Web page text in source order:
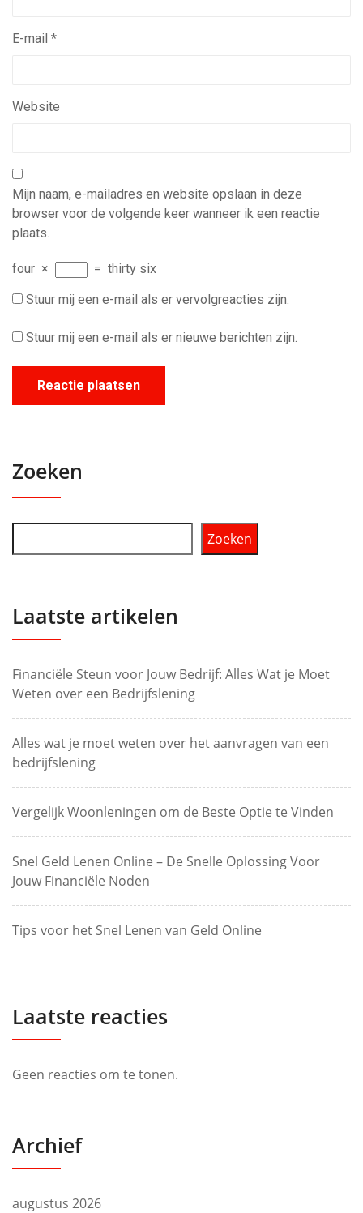
E-mail *
Website
Mijn naam, e-mailadres en website opslaan in deze
browser voor de volgende keer wanneer ik een reactie
plaats.
four × = thirty six
Stuur mij een e-mail als er vervolgreacties zijn.
Stuur mij een e-mail als er nieuwe berichten zijn.
Zoeken
Zoeken
Laatste artikelen
Financiële Steun voor Jouw Bedrijf: Alles Wat je Moet
Weten over een Bedrijfslening
Alles wat je moet weten over het aanvragen van een
bedrijfslening
Vergelijk Woonleningen om de Beste Optie te Vinden
Snel Geld Lenen Online – De Snelle Oplossing Voor
Jouw Financiële Noden
Tips voor het Snel Lenen van Geld Online
Laatste reacties
Geen reacties om te tonen.
Archief
augustus 2026